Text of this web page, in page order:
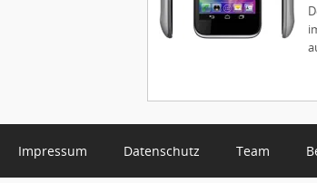
Impressum Datenschutz Team